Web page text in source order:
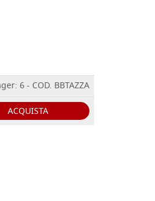
6 - COD. BBTAZZA
ACQUISTA